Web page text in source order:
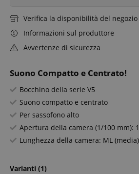
Suono Compatto e Centrato!
Bocchino della serie V5
Suono compatto e centrato
Per sassofono alto
Apertura della camera (1/100 mm):
Lunghezza della camera: ML (media)
Varianti (1)
Verifica la disponibilità del negozio
Informazioni sul produttore
Avvertenze di sicurezza